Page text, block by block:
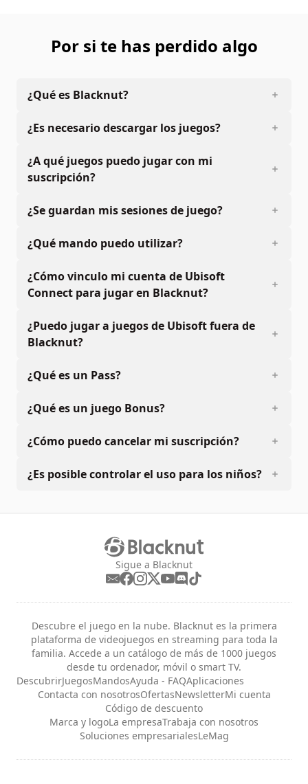
Por si te has perdido algo
¿Qué es Blacknut?
¿Es necesario descargar los juegos?
¿A qué juegos puedo jugar con mi
suscripción?
¿Se guardan mis sesiones de juego?
¿Qué mando puedo utilizar?
¿Cómo vinculo mi cuenta de Ubisoft
Connect para jugar en Blacknut?
¿Puedo jugar a juegos de Ubisoft fuera de
Blacknut?
¿Qué es un Pass?
¿Qué es un juego Bonus?
¿Cómo puedo cancelar mi suscripción?
¿Es posible controlar el uso para los niños?
Sigue a Blacknut
Descubre el juego en la nube. Blacknut es la primera
plataforma de videojuegos en streaming para toda la
familia. Accede a un catálogo de más de 1000 juegos
desde tu ordenador, móvil o smart TV.
DescubrirJuegosMandosAyuda - FAQAplicaciones
Contacta con nosotrosOfertasNewsletterMi cuenta
Código de descuento
Marca y logoLa empresaTrabaja con nosotros
Soluciones empresarialesLeMag